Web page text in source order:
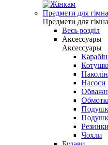
Предмети для
Предмети для
Весь розділ
Аксессуары
Аксессуары
Насоси
Резинки
Чохли